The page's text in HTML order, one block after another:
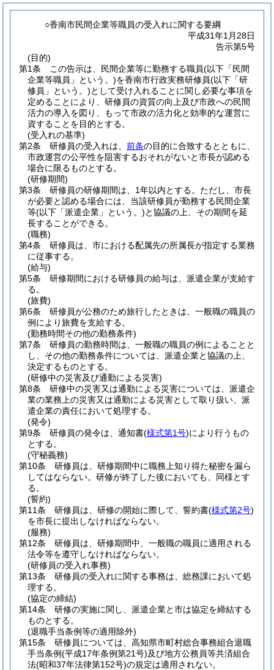
○香南市民間企業等職員の受入れに関する要綱
平成31年1月28日
告示第5号
(目的)
第1条
この告示は、民間企業等に勤務する職員(以下「民間
企業等職員」という。)を香南市行政実務研修員(以下「研
修員」という。)として受け入れることに関し必要な事項を
定めることにより、研修員の資質の向上及び市政への民間
活力の導入を図り、もって市政の活力化と効率的な運営に
資することを目的とする。
(受入れの基準)
第2条
研修員の受入れは、 前条の目的に合致するとともに、
市政運営の公平性を阻害するおそれがないと市長が認める
場合に限るものとする。
(研修期間)
第3条
研修員の研修期間は、1年以内とする。 ただし、市長
が必要と認める場合には、当該研修員が勤務する民間企業
等(以下「派遣企業」という。)と協議の上、その期間を延
長することができる。
(職務)
第4条
研修員は、市における配属先の所属長が指定する業務
に従事する。
(給与)
第5条
研修期間における研修員の給与は、派遣企業が支給す
る。
(旅費)
第6条
研修員が公務のため旅行したときは、一般職の職員の
例により旅費を支給する。
(勤務時間その他の勤務条件)
第7条
研修員の勤務時間は、一般職の職員の例によることと
し、その他の勤務条件については、派遣企業と協議の上、
決定するものとする。
(研修中の災害及び通勤による災害)
第8条
研修中の災害又は通勤による災害については、派遣企
業の業務上の災害又は通勤による災害として取り扱い、派
遣企業の責任において処理する。
(発令)
第9条
研修員の発令は、通知書(様式第1号)により行うもの
とする。
(守秘義務)
第10条
研修員は、研修期間中に職務上知り得た秘密を漏ら
してはならない。 研修が終了した後においても、同様とす
る。
(誓約)
第11条
研修員は、研修の開始に際して、誓約書(様式第2号)
を市長に提出しなければならない。
(服務)
第12条
研修員は、研修期間中、一般職の職員に適用される
法令等を遵守しなければならない。
(研修員の受入れ事務)
第13条
研修員の受入れに関する事務は、総務課において処
理する。
(協定の締結)
第14条
研修の実施に関し、派遣企業と市は協定を締結する
ものとする。
(退職手当条例等の適用除外)
第15条
研修員については、高知県市町村総合事務組合退職
手当条例(平成17年条例第21号)及び地方公務員等共済組合
法(昭和37年法律第152号)の規定は適用されない。